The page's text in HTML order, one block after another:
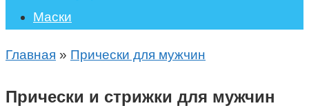
Маски
Главная » Прически для мужчин
Прически и стрижки для мужчин